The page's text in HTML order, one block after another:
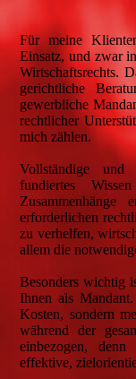
Für meine
Einsatz, und zwar
Wirtschaftsrechts.
gerichtliche
gewerbliche
rechtlicher
mich zählen.
Vollständige und
fundiertes
erforderlichen
zu verhelfen,
allem die
Besonders wichtig
Ihnen als
Kosten, sondern
während der
einbezogen,
effektive,